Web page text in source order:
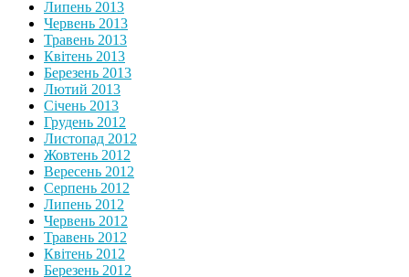
Липень 2013
Червень 2013
Травень 2013
Квітень 2013
Березень 2013
Лютий 2013
Січень 2013
Грудень 2012
Листопад 2012
Жовтень 2012
Вересень 2012
Серпень 2012
Липень 2012
Червень 2012
Травень 2012
Квітень 2012
Березень 2012